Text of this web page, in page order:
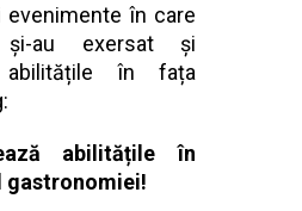
evenimente în care
și-au exersat și
abilitățile în fața
abilitățile în
gastronomiei!